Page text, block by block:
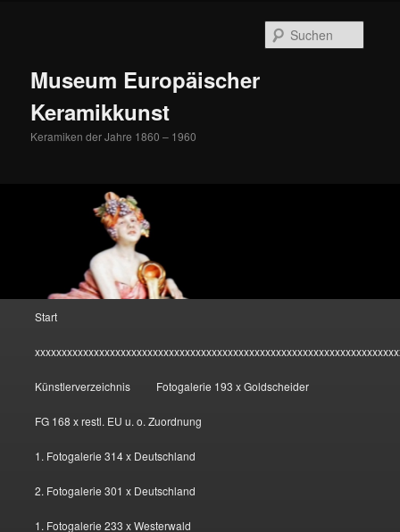
Museum Europäischer
Keramikkunst
Keramiken der Jahre 1860 – 1960
Start
Künstlerverzeichnis Fotogalerie 193 x Goldscheider
FG 168 x restl. EU u. o. Zuordnung
1. Fotogalerie 314 x Deutschland
2. Fotogalerie 301 x Deutschland
1. Fotogalerie 233 x Westerwald